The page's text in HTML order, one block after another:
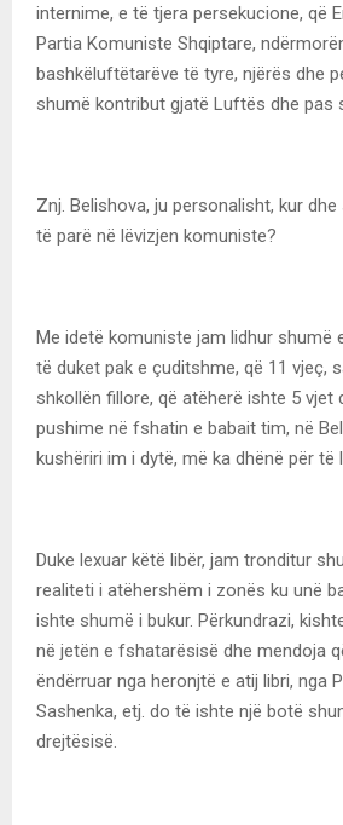
internime, e të tjera persekucione, që
Partia Komuniste Shqiptare,
bashkëluftëtarëve të tyre, njërës dhe
shumë kontribut gjatë Luftës dhe pas
Znj. Belishova, ju personalisht, kur
të parë në lëvizjen komuniste?
Me idetë komuniste jam lidhur shumë
të duket pak e çuditshme, që 11 vjeç,
shkollën fillore, që atëherë ishte 5 vjet
pushime në fshatin e babait tim, në
kushëriri im i dytë, më ka dhënë për të
Duke lexuar këtë libër, jam tronditur
realiteti i atëhershëm i zonës ku unë
ishte shumë i bukur. Përkundrazi,
në jetën e fshatarësisë dhe mendoja
ëndërruar nga heronjtë e atij libri, nga
Sashenka, etj. do të ishte një botë
drejtësisë.